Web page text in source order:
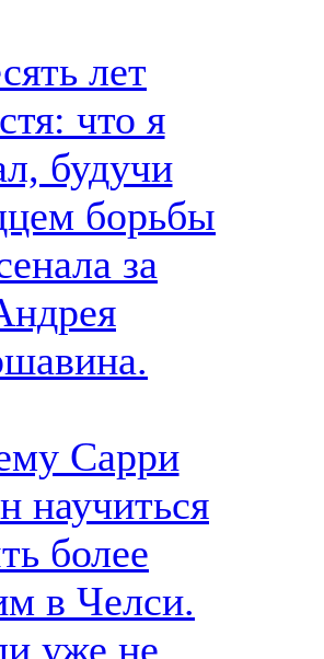
лет
что я
будучи
борьбы
за
Сарри
научиться
более
в Челси.
уже не